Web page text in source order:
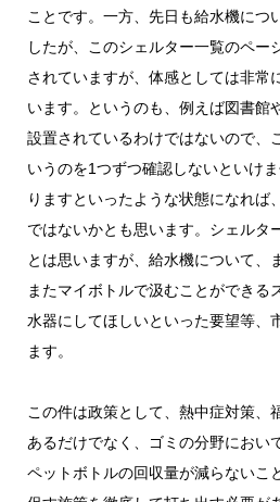
ことです。一方、先日も給水機につ
したが、このシェルター一覧のペー
されていますが、体感としては非常
います。というのも、例えば図書館
設置されているわけではないので、
いうのを1つずつ確認しないといけ
りますといったような状態になれば
ではないかとも思います。シェルタ
とは思いますが、給水機について、
またマイボトルで汲むことができる
水器にしてほしいといった要望等、
ます。
この件は政策として、熱中症対策、
あるだけでなく、ゴミの分野におい
ペットボトルの回収量が減らないこ